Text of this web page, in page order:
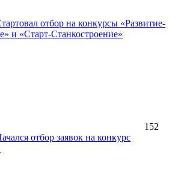
отбор на конкурсы «Развитие-
и «Старт-Станкостроение»
152
отбор заявок на конкурс